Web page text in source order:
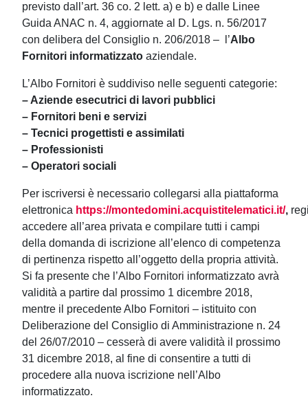
previsto dall’art. 36 co. 2 lett. a) e b) e dalle Linee
Guida ANAC n. 4, aggiornate al D. Lgs. n. 56/2017
con delibera del Consiglio n. 206/2018 – l’Albo
Fornitori informatizzato aziendale.
L’Albo Fornitori è suddiviso nelle seguenti categorie:
– Aziende esecutrici di lavori pubblici
– Fornitori beni e servizi
– Tecnici progettisti e assimilati
– Professionisti
– Operatori sociali
Per iscriversi è necessario collegarsi alla piattaforma
elettronica https://montedomini.acquistitelematici.it/,
accedere all’area privata e compilare tutti i campi
della domanda di iscrizione all’elenco di competenza
di pertinenza rispetto all’oggetto della propria attività.
Si fa presente che l’Albo Fornitori informatizzato avrà
validità a partire dal prossimo 1 dicembre 2018,
mentre il precedente Albo Fornitori – istituito con
Deliberazione del Consiglio di Amministrazione n. 24
del 26/07/2010 – cesserà di avere validità il prossimo
31 dicembre 2018, al fine di consentire a tutti di
procedere alla nuova iscrizione nell’Albo
informatizzato.